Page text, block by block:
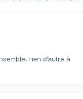
rien d’autre à